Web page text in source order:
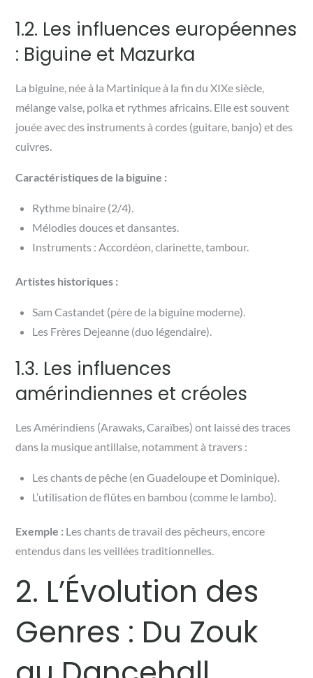
1.2. Les influences européennes
: Biguine et Mazurka
La biguine, née à la Martinique à la fin du XIXe siècle,
mélange valse, polka et rythmes africains. Elle est souvent
jouée avec des instruments à cordes (guitare, banjo) et des
cuivres.
Caractéristiques de la biguine :
Rythme binaire (2/4).
Mélodies douces et dansantes.
Instruments : Accordéon, clarinette, tambour.
Artistes historiques :
Sam Castandet (père de la biguine moderne).
Les Frères Dejeanne (duo légendaire).
1.3. Les influences
amérindiennes et créoles
Les Amérindiens (Arawaks, Caraïbes) ont laissé des traces
dans la musique antillaise, notamment à travers :
Les chants de pêche (en Guadeloupe et Dominique).
L’utilisation de flûtes en bambou (comme le lambo).
Exemple : Les chants de travail des pêcheurs, encore
entendus dans les veillées traditionnelles.
2. L’Évolution des
Genres : Du Zouk